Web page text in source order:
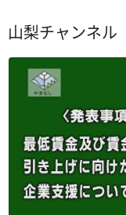
山梨チャンネル